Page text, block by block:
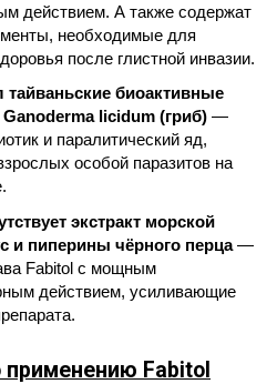
действием. А также содержат
необходимые для
после глистной инвазии.
тайваньские биоактивные
licidum (гриб) —
и паралитический яд,
особой паразитов на
экстракт морской
и пиперины чёрного перца—
Fabitol с мощным
действием, усиливающие
применению Fabitol